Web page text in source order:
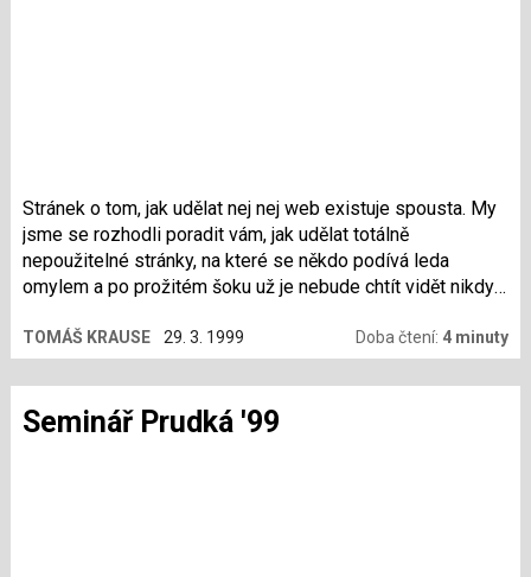
Stránek o tom, jak udělat nej nej web existuje spousta. My
jsme se rozhodli poradit vám, jak udělat totálně
nepoužitelné stránky, na které se někdo podívá leda
omylem a po prožitém šoku už je nebude chtít vidět nikdy
TOMÁŠ KRAUSE 29. 3. 1999 Doba čtení: 4 minuty
Seminář Prudká '99